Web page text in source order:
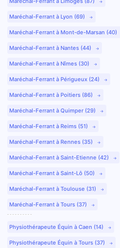
Maréchal-Ferrant à Lyon (69)
Maréchal-Ferrant à Mont-de-Marsan (40)
Maréchal-Ferrant à Nantes (44)
Maréchal-Ferrant à Nîmes (30)
Maréchal-Ferrant à Périgueux (24)
Maréchal-Ferrant à Poitiers (86)
Maréchal-Ferrant à Quimper (29)
Maréchal-Ferrant à Reims (51)
Maréchal-Ferrant à Rennes (35)
Maréchal-Ferrant à Saint-Etienne (42)
Maréchal-Ferrant à Saint-Lô (50)
Maréchal-Ferrant à Toulouse (31)
Maréchal-Ferrant à Tours (37)
Physiothérapeute Équin à Caen (14)
Physiothérapeute Équin à Tours (37)